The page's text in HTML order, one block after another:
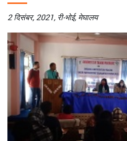
2दिसंबर, 2021, री-भोई, मेघालय